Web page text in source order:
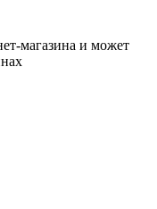
магазина и может